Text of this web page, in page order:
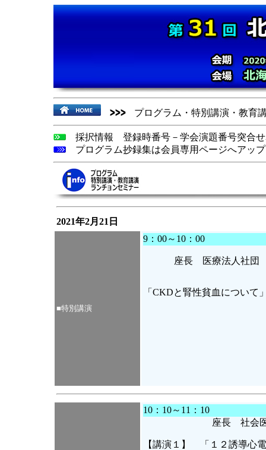
プログラム・特別講演・教育
採択情報 登録時番号－学会演題番号突合せ
プログラム抄録集は会員専用ページへアッ
2021年2月21日
■特別講演
9：00～10：00
座長 医療法人社
「CKDと腎性貧血について
10：10～11：10
座長 社会
【講演１】 「１２誘導心